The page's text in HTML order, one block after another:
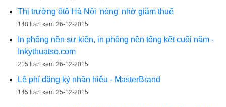
Thị trường ôtô Hà Nội 'nóng' nhờ giảm thuế
148 lượt xem 26-12-2015
In phông nền sự kiện, in phông nền tổng kết cuối năm -
Inkythuatso.com
215 lượt xem 26-12-2015
Lệ phí đăng ký nhãn hiệu - MasterBrand
145 lượt xem 25-12-2015